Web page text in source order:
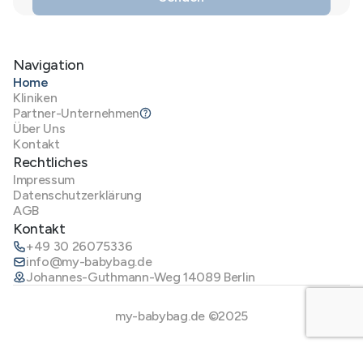
Navigation
Home
Kliniken
Partner-Unternehmen
Über Uns
Kontakt
Rechtliches
Impressum
Datenschutzerklärung
AGB
Kontakt
+49 30 26075336
info@my-babybag.de
Johannes-Guthmann-Weg 14089 Berlin
my-babybag.de ©2025